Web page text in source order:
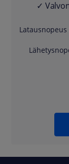
✓